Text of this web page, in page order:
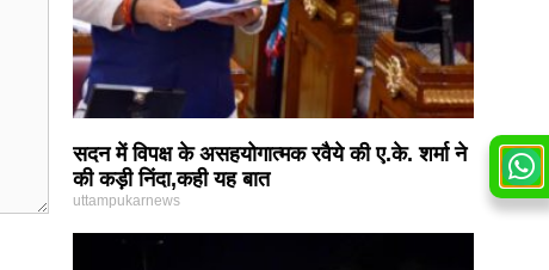
सदन में विपक्ष के असहयोगात्मक रवैये की ए.के. शर्मा ने
की कड़ी निंदा,कही यह बात
uttampukarnews